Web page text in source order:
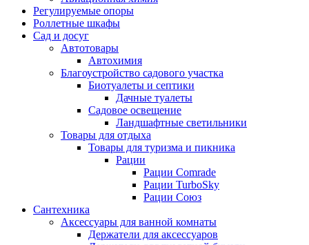
Регулируемые опоры
Роллетные шкафы
Сад и досуг
Автотовары
Автохимия
Благоустройство садового участка
Биотуалеты и септики
Дачные туалеты
Садовое освещение
Ландшафтные светильники
Товары для отдыха
Товары для туризма и пикника
Рации
Рации Comrade
Рации TurboSky
Рации Союз
Сантехника
Аксессуары для ванной комнаты
Держатели для аксессуаров